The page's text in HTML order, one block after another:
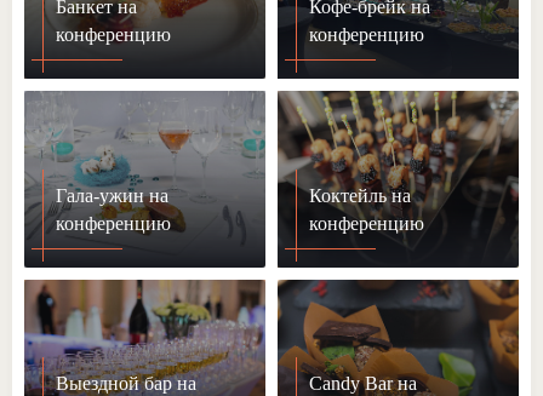
Банкет на
конференцию
Кофе-брейк на
конференцию
Гала-ужин на
конференцию
Коктейль на
конференцию
Выездной бар на
Candy Bar на